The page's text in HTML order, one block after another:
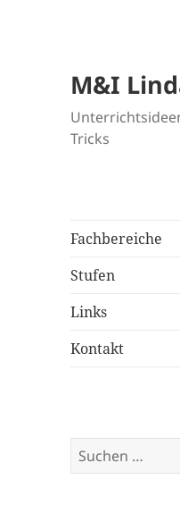
M&I
Tricks
Fachbereiche
Stufen
Links
Kontakt
Suche
nach: